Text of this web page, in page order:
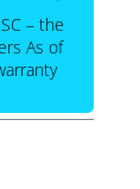
– the
As of